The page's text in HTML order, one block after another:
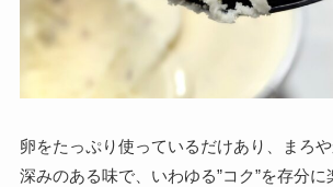
卵をたっぷり使っているだけあり、まろ
深みのある味で、いわゆる”コク”を存分